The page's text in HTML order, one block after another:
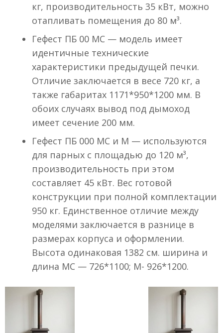
кг, производительность 35 кВт, можно
отапливать помещения до 80 м³.
Гефест ПБ 00 МС — модель имеет
идентичные технические
характеристики предыдущей печки.
Отличие заключается в весе 720 кг, а
также габаритах 1171*950*1200 мм. В
обоих случаях вывод под дымоход
имеет сечение 200 мм.
Гефест ПБ 000 МС и М — используются
для парных с площадью до 120 м³,
производительность при этом
составляет 45 кВт. Вес готовой
конструкции при полной комплектации
950 кг. Единственное отличие между
моделями заключается в разнице в
размерах корпуса и оформлении.
Высота одинаковая 1382 см. ширина и
длина МС — 726*1100; М- 926*1200.